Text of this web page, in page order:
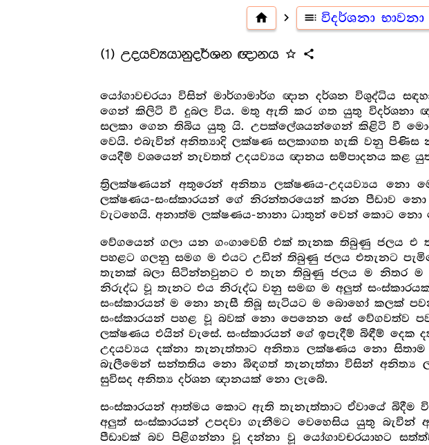
home navigate_next toc විදර්ශනා භාවනා
(1) උදයව්‍යයානුදර්ශන ඥානය star_outline share
යෝගාවචරයා විසින් මාර්ගාමාර්ග ඥාන දර්ශන විශුද්ධිය
ගෙන් කිලිටි වී දුබල විය. මතු ඇති කර ගත යුතු විදර්ශනා
සලකා ගෙන තිබිය යුතු යි. උපක්ලේශයන්ගෙන් කිළිටි වී
වෙයි. එබැවින් අනිත්‍යාදි ලක්ෂණ සලකාගත හැකි වනු පිණිස
යෙදීම් වශයෙන් නැවතත් උදයව්‍යය ඥානය සම්පාදනය කළ
ත්‍රිලක්ෂණයන් අතුරෙන් අනිත්‍ය ලක්ෂණය-උදයව්‍යය නො
ලක්ෂණය-සංස්කාරයන් ගේ නිරන්තරයෙන් කරන පීඩාව
වැටහෙයි. අනාත්ම ලක්ෂණය-නානා ධාතුන් වෙන් කොට නො
වේගයෙන් ගලා යන ගංගාවෙහි එක් තැනක තිබුණු ජලය
පහළට ගලනු සමග ම එයට උඩින් තිබුණු ජලය එතැනට
තැනක් බලා සිටින්නවුනට එ තැන තිබුණු ජලය ම නිතර ම
නිරුද්ධ වූ තැනට එය නිරුද්ධ වනු සමඟ ම අලුත්
සංස්කාරයන් ම නො නැසී තිබූ සැටියට ම බොහෝ කලක්
සංස්කාරයන් පහළ වූ බවක් නො පෙනෙන සේ වේගවත්ව
ලක්ෂණය එයින් වැසේ. සංස්කාරයන් ගේ ඉපැදීම් බිඳීම්
උදයව්‍යය දක්නා තැනැත්තාට අනිත්‍ය ලක්ෂණය නො
බැලීමෙන් සන්තතිය නො බිඳගත් තැනැත්තා විසින්
සුවිසද අනිත්‍ය දර්ශන ඥානයක් නො ලැබේ.
සංස්කාරයන් ආත්මය කොට ඇති තැනැත්තාට ඒවායේ බිදීම
අලුත් සංස්කාරයන් උපදවා ගැනීමට වෙහෙසිය යුතු බැවින්
පීඩාවක් බව පිළිගන්නා වූ දන්නා වූ යෝගාවචරයාහට